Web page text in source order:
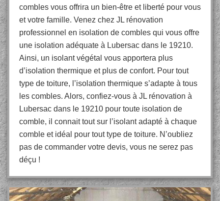
combles vous offrira un bien-être et liberté pour vous
et votre famille. Venez chez JL rénovation
professionnel en isolation de combles qui vous offre
une isolation adéquate à Lubersac dans le 19210.
Ainsi, un isolant végétal vous apportera plus
d’isolation thermique et plus de confort. Pour tout
type de toiture, l’isolation thermique s’adapte à tous
les combles. Alors, confiez-vous à JL rénovation à
Lubersac dans le 19210 pour toute isolation de
comble, il connait tout sur l’isolant adapté à chaque
comble et idéal pour tout type de toiture. N’oubliez
pas de commander votre devis, vous ne serez pas
déçu !